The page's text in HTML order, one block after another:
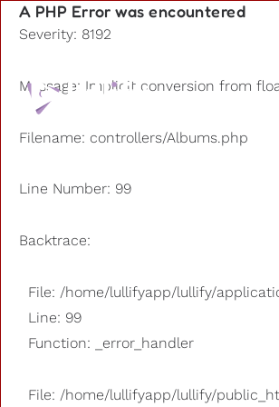
A PHP Error was encountered
Severity: 8192
Message: Implicit conversion from
Filename: controllers/Albums.php
Line Number: 99
Backtrace:
File: /home/lullifyapp/lullify/
Line: 99
Function: _error_handler
File: /home/lullifyapp/lullify/